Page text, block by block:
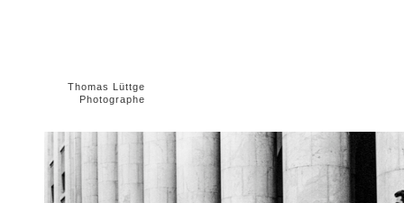
Thomas Lüttge
Photographe